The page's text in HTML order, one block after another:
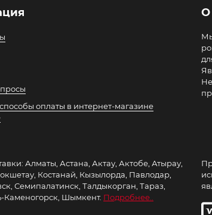
оплаты в интернет-магазине
О
Алматы, Астана, Актау, Актобе, Атырау,
Костанай, Кызылорда, Павлодар,
Семипалатинск, Талдыкорган, Тараз,
Каменогорск, Шымкент. Подробнее..